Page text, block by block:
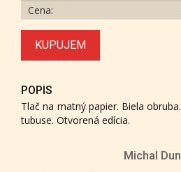
Cena:
KUPUJEM
POPIS
Tlač na matný papier. Biela
tubuse. Otvorená edícia.
Michal